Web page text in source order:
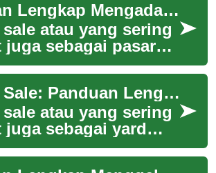
Panduan Lengkap Mengadakan dan Mengunjungi Garage Sale
sale atau yang sering
juga sebagai pasar
menjadi bagian
berbelanja
y...
Garage Sale: Panduan Lengkap Berburu Barang Bekas Berkualitas
sale atau yang sering
juga sebagai yard
metode
barang bekas yang